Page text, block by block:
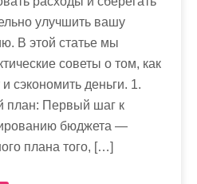
улучшить вашу
В этой статье мы
советы о том, как
сэкономить деньги. 1.
план: Первый шаг к
бюджета —
плана того, […]